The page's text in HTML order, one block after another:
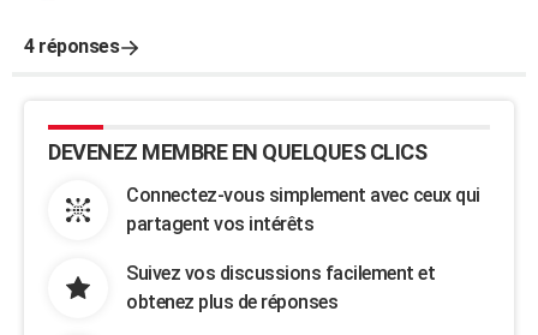
4 réponses
DEVENEZ MEMBRE EN QUELQUES CLICS
Connectez-vous simplement avec ceux qui
partagent vos intérêts
Suivez vos discussions facilement et
obtenez plus de réponses